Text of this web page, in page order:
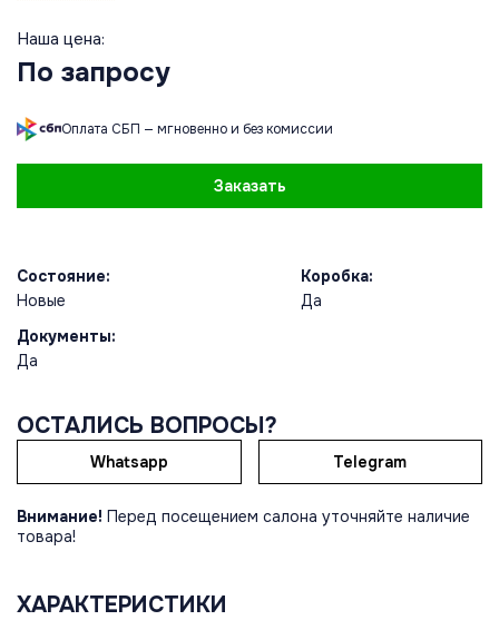
Наша цена:
По запросу
Оплата СБП — мгновенно и без комиссии
Заказать
Состояние:
Новые
Коробка:
Да
Документы:
Да
ОСТАЛИСЬ ВОПРОСЫ?
Whatsapp Telegram
Внимание! Перед посещением салона уточняйте наличие
товара!
ХАРАКТЕРИСТИКИ